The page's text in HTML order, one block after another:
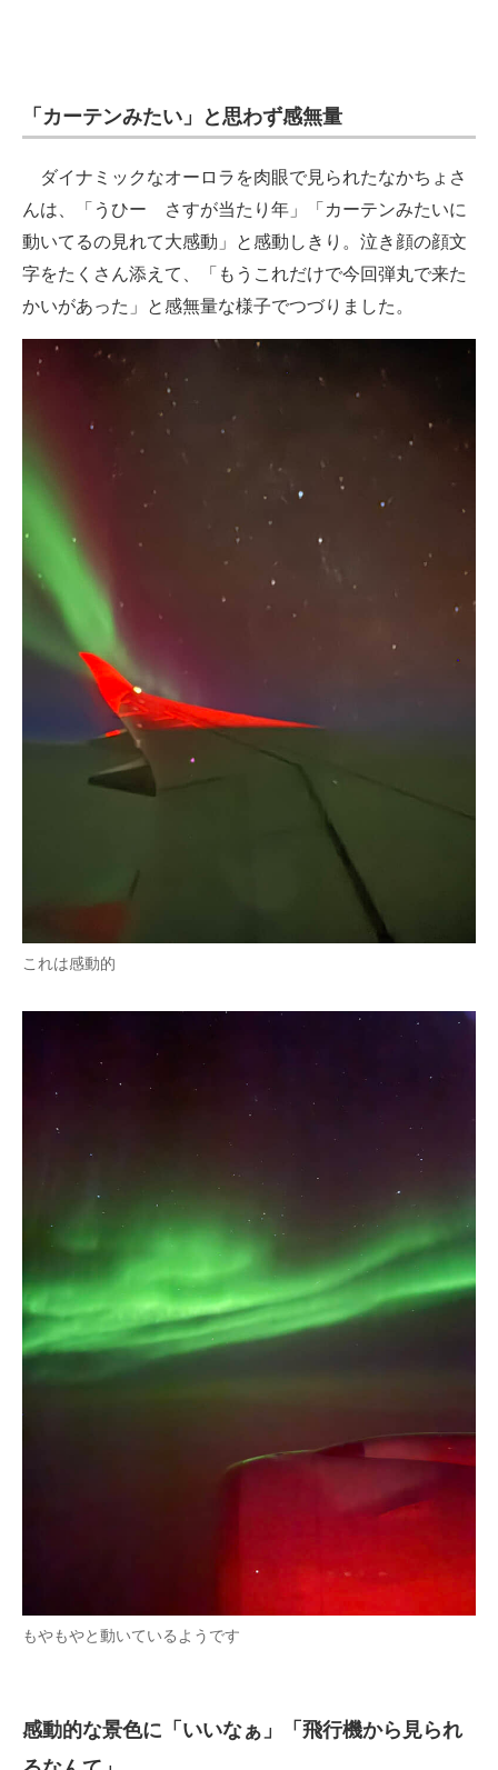
「カーテンみたい」と思わず感無量
ダイナミックなオーロラを肉眼で見られたなかちょさ
んは、「うひー さすが当たり年」「カーテンみたいに
動いてるの見れて大感動」と感動しきり。泣き顔の顔文
字をたくさん添えて、「もうこれだけで今回弾丸で来た
かいがあった」と感無量な様子でつづりました。
これは感動的
もやもやと動いているようです
感動的な景色に「いいなぁ」「飛行機から見られ